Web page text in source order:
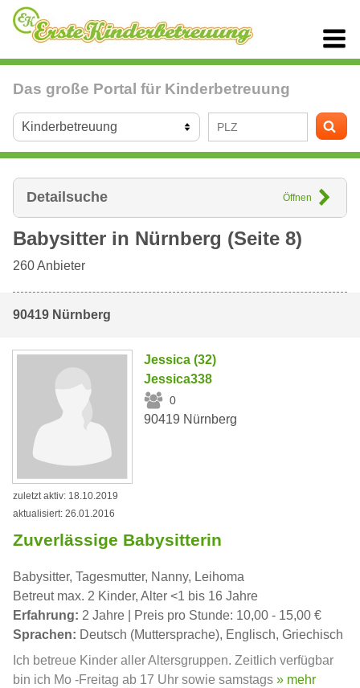
Das große Portal für Kinderbetreuung
Detailsuche Öffnen
Babysitter in Nürnberg (Seite 8)
260Anbieter
90419 Nürnberg
Jessica (32)
Jessica338
0
90419 Nürnberg
zuletzt aktiv: 18.10.2019
aktualisiert: 26.01.2016
Zuverlässige Babysitterin
Babysitter, Tagesmutter, Nanny, Leihoma
Betreut max. 2 Kinder, Alter <1 bis 16 Jahre
Erfahrung: 2 Jahre | Preis pro Stunde: 10,00 - 15,00 €
Sprachen: Deutsch (Muttersprache), Englisch, Griechisch
Ich betreue Kinder aller Altersgruppen. Zeitlich verfügbar
bin ich Mo -Freitag ab 17 Uhr sowie samstags » mehr